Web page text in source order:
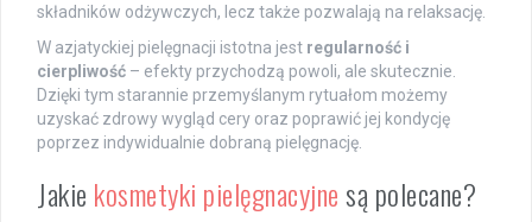
składników odżywczych, lecz także pozwalają na relaksację.
W azjatyckiej pielęgnacji istotna jest regularność i
cierpliwość – efekty przychodzą powoli, ale skutecznie.
Dzięki tym starannie przemyślanym rytuałom możemy
uzyskać zdrowy wygląd cery oraz poprawić jej kondycję
poprzez indywidualnie dobraną pielęgnację.
Jakie kosmetyki pielęgnacyjnesą polecane?